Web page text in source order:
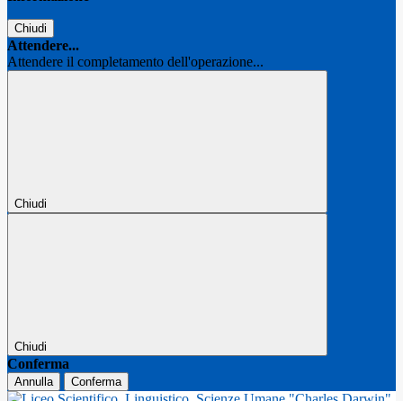
Chiudi
Attendere...
Attendere il completamento dell'operazione...
Chiudi
Chiudi
Conferma
Annulla Conferma